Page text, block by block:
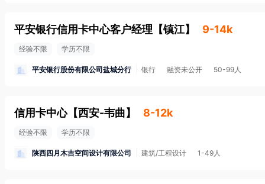
平安银行信用卡中心客户经理 【镇江】 9-14k
经验不限 学历不限
平安银行股份有限公司盐城分行 银行 融资未公开 50-99人
信用卡中心 【西安-韦曲】 8-12k
经验不限 学历不限
陕西四月木吉空间设计有限公司 建筑/工程设计 1-49人